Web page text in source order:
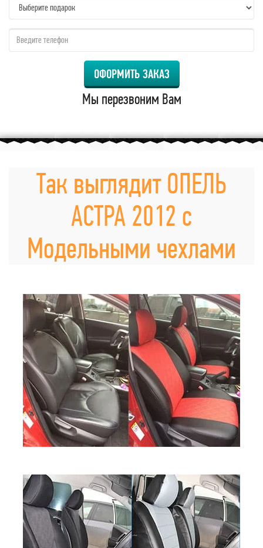
ОФОРМИТЬ ЗАКАЗ
Мы перезвоним Вам
Так выглядит ОПЕЛЬ
АСТРА 2012 с
Модельными чехлами